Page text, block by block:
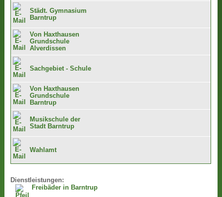
Städt. Gymnasium
Barntrup
Von Haxthausen
Grundschule
Alverdissen
Sachgebiet - Schule
Von Haxthausen
Grundschule
Barntrup
Musikschule der
Stadt Barntrup
Wahlamt
Dienstleistungen:
Freibäder in Barntrup